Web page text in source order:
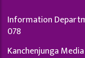
Information
078
Kanchenjunga